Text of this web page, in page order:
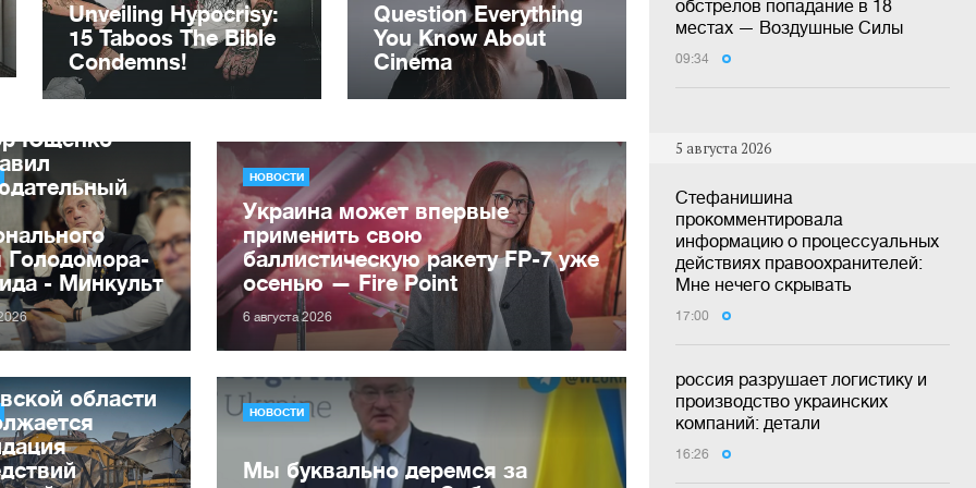
обстрелов попадание в 18
местах — Воздушные Силы
09:34
5 августа 2026
Стефанишина
прокомментировала
информацию о процессуальных
действиях правоохранителей:
Мне нечего скрывать
17:00
россия разрушает логистику и
производство украинских
компаний: детали
16:26
Ющенко
Голодомора-
- Минкульт
НОВОСТИ
Украина может впервые
применить свою
баллистическую ракету FP-7 уже
осенью — Fire Point
6 августа 2026
области
НОВОСТИ
Мы буквально деремся за